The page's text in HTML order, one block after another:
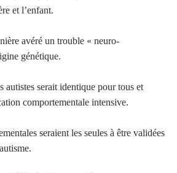
et l’enfant.
avéré un trouble « neuro-
génétique.
autistes serait identique pour tous et
comportementale intensive.
seraient les seules à être validées